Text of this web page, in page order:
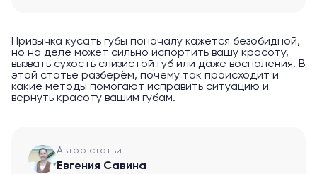
Привычка кусать губы поначалу кажется безобидной,
но на деле может сильно испортить вашу красоту,
вызвать сухость слизистой губ или даже воспаления. В
этой статье разберём, почему так происходит и
какие методы помогают исправить ситуацию и
вернуть красоту вашим губам.
Автор статьи
Евгения Савина